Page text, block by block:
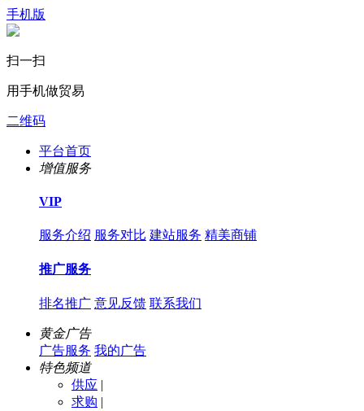
手机版
扫一扫
用手机做贸易
二维码
平台首页
增值服务
VIP
服务介绍 服务对比 建站服务 精美商铺
推广服务
排名推广 意见反馈 联系我们
黄金广告
广告服务 我的广告
特色频道
供应 |
求购 |